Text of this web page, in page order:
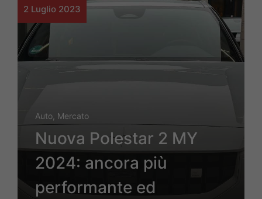
2 Luglio 2023
Auto Mercato
Nuova Polestar 2 MY
2024: ancora più
performante ed